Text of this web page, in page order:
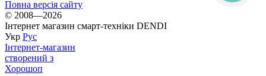
Повна версія сайту
© 2008—2026
Інтернет магазин смарт-техніки DENDI
Укр Рус
Інтернет-магазин
створений з
Хорошоп